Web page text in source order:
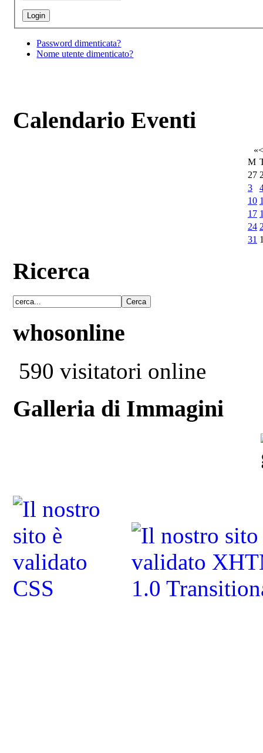
Password dimenticata?
Nome utente dimenticato?
Calendario Eventi
«<
M
27
3
10
17
24
31
Ricerca
whosonline
590 visitatori online
Galleria di Immagini